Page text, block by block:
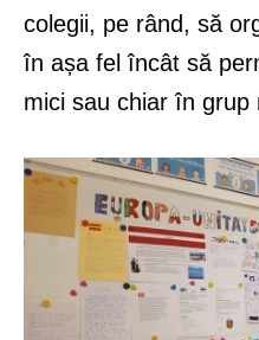
colegii, pe rând, să
în așa fel încât să
mici sau chiar în grup